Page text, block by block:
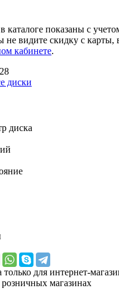
показаны с
не видите скидку с карты,
кабинете.
диски
диска
только для интернет-
розничных магазинах